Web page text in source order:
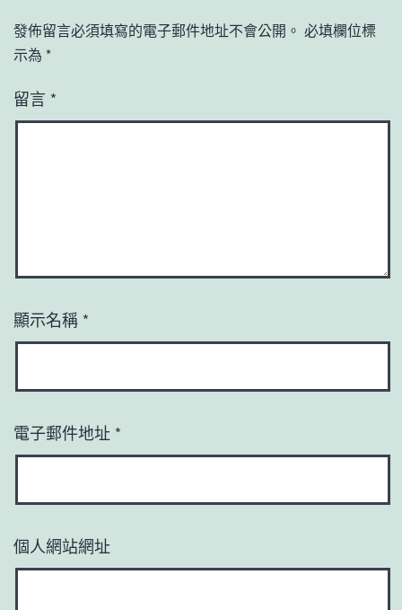
發佈留言必須填寫的電子郵件地址不會公開。 必填欄位標
示為 *
留言 *
顯示名稱 *
電子郵件地址 *
個人網站網址